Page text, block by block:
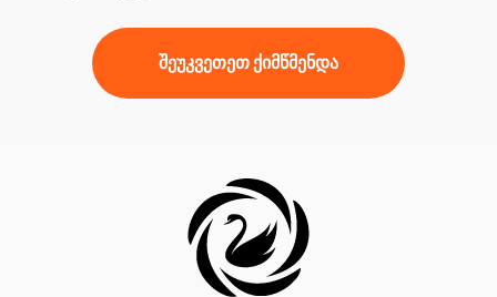
შეუკვეთეთ ქიმწმენდა